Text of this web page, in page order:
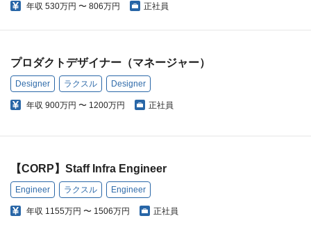
年収 530万円 〜 806万円 正社員
プロダクトデザイナー（マネージャー）
Designer ラクスル Designer
年収 900万円 〜 1200万円 正社員
【CORP】Staff Infra Engineer
Engineer ラクスル Engineer
年収 1155万円 〜 1506万円 正社員